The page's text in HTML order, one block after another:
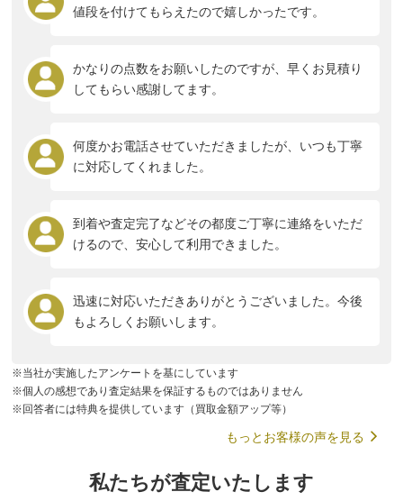
値段を付けてもらえたので嬉しかったです。
かなりの点数をお願いしたのですが、早くお見積り
してもらい感謝してます。
何度かお電話させていただきましたが、いつも丁寧
に対応してくれました。
到着や査定完了などその都度ご丁寧に連絡をいただ
けるので、安心して利用できました。
迅速に対応いただきありがとうございました。今後
もよろしくお願いします。
※当社が実施したアンケートを基にしています
※個人の感想であり査定結果を保証するものではありません
※回答者には特典を提供しています（買取金額アップ等）
もっとお客様の声を見る
私たちが査定いたします